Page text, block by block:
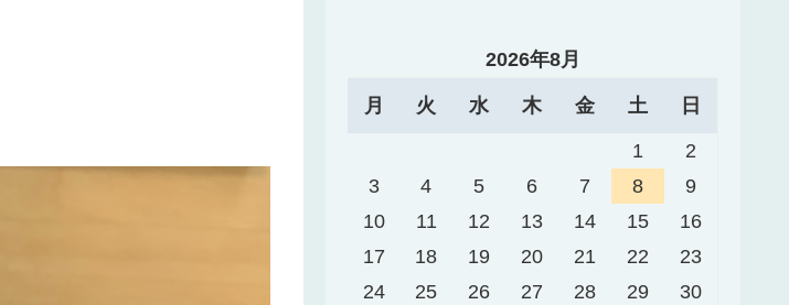
2026年8月
月 火 水 木 金 土 日
1
2
3
4 5 6 7 8
9
10
11 12 13 14 15
16
17
18 19 20 21 22
23
24
25 26 27 28 29
30